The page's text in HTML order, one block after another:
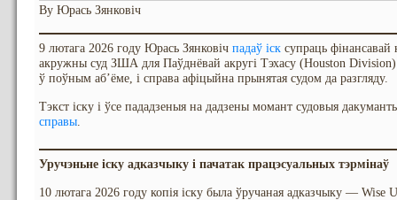
By Юрась Зянковіч
9 лютага 2026 году Юрась Зянковіч падаў іск супраць
акружны суд ЗША для Паўднёвай акругі Тэхасу (Houston
ў поўным аб’ёме, і справа афіцыйна прынятая судом да разгляду.
Тэкст іску і ўсе пададзеныя на дадзены момант судовыя
справы.
Уручэньне іску адказчыку і пачатак працэсуальных тэрмінаў
10 лютага 2026 году копія іску была ўручаная адказчыку — Wise